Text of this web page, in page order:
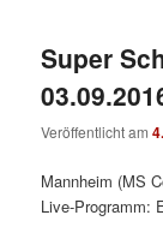
Super
Veröffentlicht am
Mannheim (MS
Live-Programm: